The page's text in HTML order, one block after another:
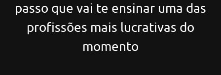
passo que vai te ensinar uma das
profissões mais lucrativas do
momento